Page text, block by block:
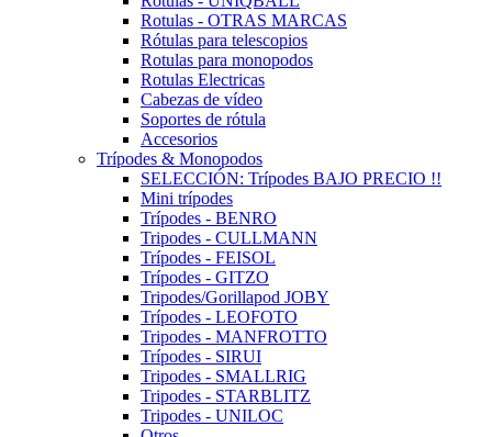
Rotulas - OTRAS MARCAS
Rótulas para telescopios
Rotulas para monopodos
Rotulas Electricas
Cabezas de vídeo
Soportes de rótula
Accesorios
Trípodes & Monopodos
SELECCIÓN: Trípodes BAJO PRECIO !!
Mini trípodes
Trípodes - BENRO
Tripodes - CULLMANN
Trípodes - FEISOL
Trípodes - GITZO
Tripodes/Gorillapod JOBY
Trípodes - LEOFOTO
Tripodes - MANFROTTO
Trípodes - SIRUI
Tripodes - SMALLRIG
Tripodes - STARBLITZ
Tripodes - UNILOC